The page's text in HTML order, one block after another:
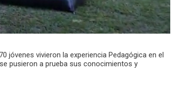
jóvenes vivieron la experiencia Pedagógica en el
pusieron a prueba sus conocimientos y